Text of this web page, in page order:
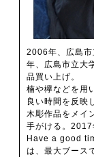
2006年、広島市
年、広島市立大
品買い上げ。
楠や欅などを用
良い時間を反映
木彫作品をメイ
手がける。2017
Have a good
は、最大ブース